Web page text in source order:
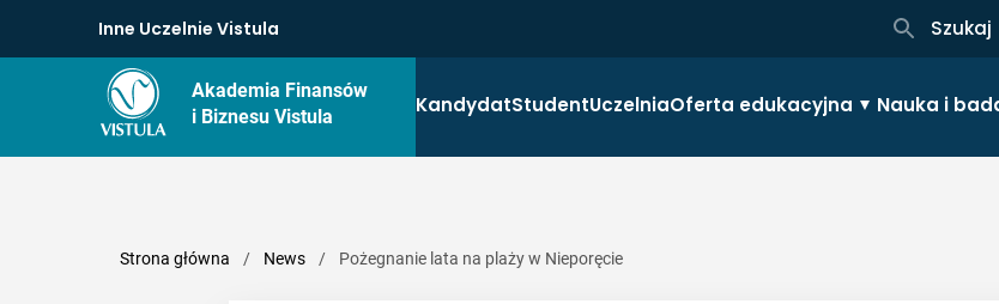
Inne Uczelnie Vistula Szukaj
Akademia Finansów
i Biznesu Vistula
KandydatStudentUczelniaOferta edukacyjna Nauka i
Strona główna / News / Pożegnanie lata na plaży w Nieporęcie